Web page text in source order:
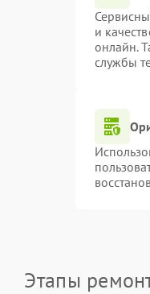
и
онлайн.
службы
Этапы